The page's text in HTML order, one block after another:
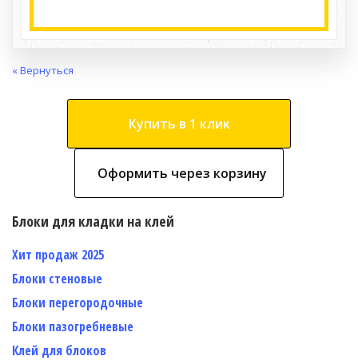
« Вернуться
Купить в 1 клик
Оформить через корзину
Блоки для кладки на клей
Хит продаж 2025
Блоки стеновые
Блоки перегородочные
Блоки пазогребневые
Клей для блоков